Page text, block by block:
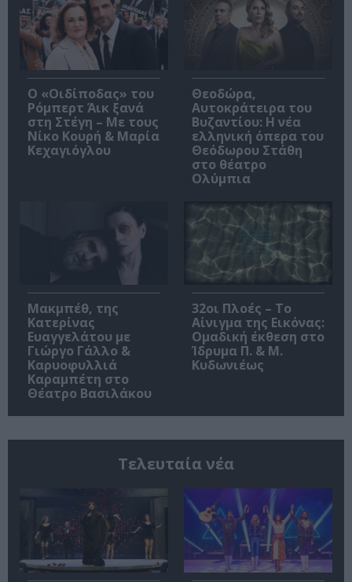
O «Οιδίποδας» του
Ρόμπερτ Άικ ξανά
στη Στέγη – Με τους
Νίκο Κουρή & Μαρία
Κεχαγιόγλου
Θεοδώρα,
Αυτοκράτειρα του
Βυζαντίου: Η νέα
ελληνική όπερα του
Θεόδωρου Στάθη
στο θέατρο
Ολύμπια
Μακμπέθ, της
Κατερίνας
Ευαγγελάτου με
Γιώργο Γάλλο &
Καρυοφυλλιά
Καραμπέτη στο
Θέατρο Βασιλάκου
32οι Πλοές – Το
Αίνιγμα της Εικόνας:
Ομαδική έκθεση στο
Ίδρυμα Π. & Μ.
Κυδωνιέως
Τελευταία νέα